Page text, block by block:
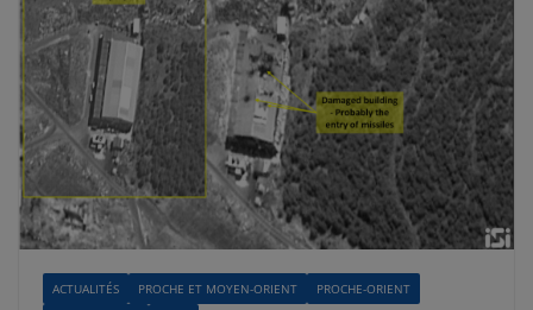
ACTUALITÉS PROCHE ET MOYEN-ORIENT
PROCHE-ORIENT